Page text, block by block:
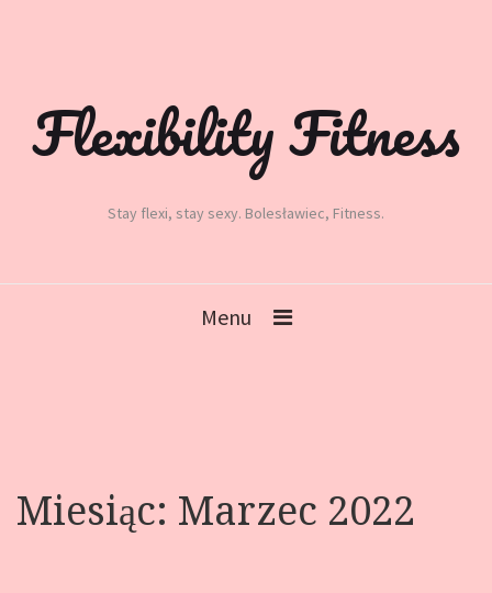
Flexibility Fitness
Stay flexi, stay sexy. Bolesławiec, Fitness.
Menu
Miesiąc: Marzec 2022